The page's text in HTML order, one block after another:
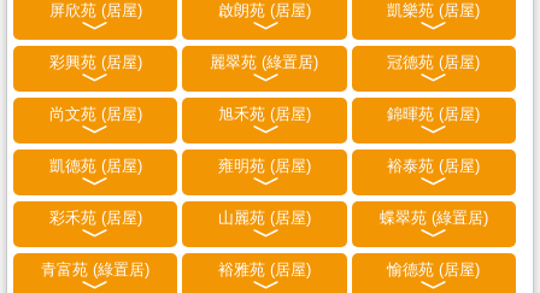
屏欣苑 (居屋) 啟朗苑 (居屋) 凱樂苑 (居屋)
彩興苑 (居屋) 麗翠苑 (綠置居) 冠德苑 (居屋)
尚文苑 (居屋) 旭禾苑 (居屋) 錦暉苑 (居屋)
凱德苑 (居屋) 雍明苑 (居屋) 裕泰苑 (居屋)
彩禾苑 (居屋) 山麗苑 (居屋) 蝶翠苑 (綠置居)
青富苑 (綠置居) 裕雅苑 (居屋) 愉德苑 (居屋)